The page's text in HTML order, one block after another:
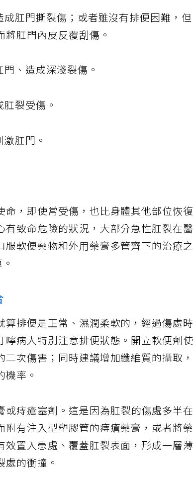
肛門撕裂傷；或者雖沒有排便困難，但
肛門內皮反覆刮傷。
、造成深淺裂傷。
裂受傷。
肛門。
，即使常受傷，也比身體其他部位恢復
致命危險的狀況，大部分急性肛裂在醫
軟便藥物和外用藥膏多管齊下的治療之
算排便是正常、濕潤柔軟的，經過傷處時
病人特別注意排便狀態。開立軟便劑使
次傷害；同時建議增加纖維質的攝取，
率。
或痔瘡塞劑。這是因為肛裂的傷處多半在
有注入型塑膠管的痔瘡藥膏，或者將藥
置入患處、覆蓋肛裂表面，形成一層薄
的衝撞。